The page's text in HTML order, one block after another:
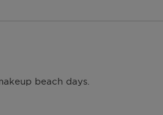
beach days.